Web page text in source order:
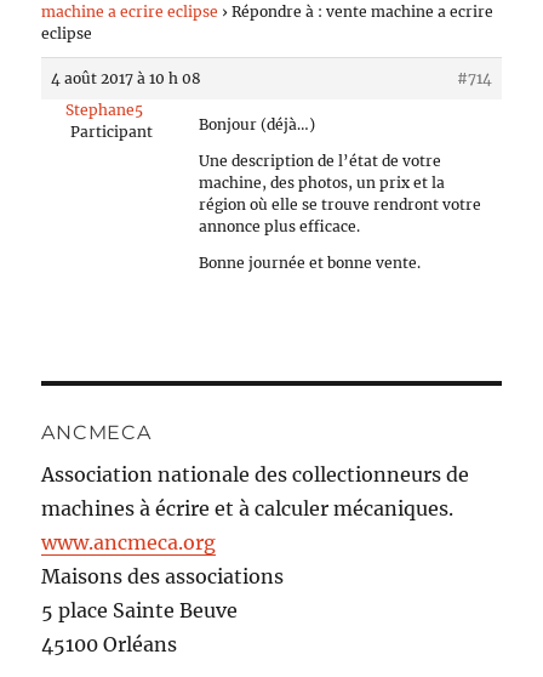
machine a ecrire eclipse › Répondre à : vente machine a ecrire
eclipse
4 août 2017 à 10 h 08
#714
Stephane5
Participant
Bonjour (déjà…)
Une description de l’état de votre
machine, des photos, un prix et la
région où elle se trouve rendront votre
annonce plus efficace.
Bonne journée et bonne vente.
ANCMECA
Association nationale des collectionneurs de
machines à écrire et à calculer mécaniques.
www.ancmeca.org
Maisons des associations
5 place Sainte Beuve
45100 Orléans